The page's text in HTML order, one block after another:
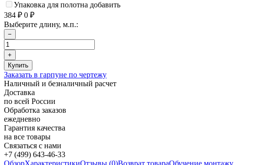
Упаковка для полотна добавить
384 ₽ 0 ₽
Выберите длину, м.п.:
Заказать в гарпуне по чертежу
Наличный и безналичный расчет
Доставка
по всей России
Обработка заказов
ежедневно
Гарантия качества
на все товары
Связаться с нами
+7 (499) 643-46-33